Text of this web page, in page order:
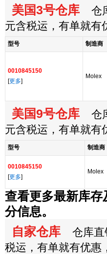
美国3号仓库 仓
元含税运，有单就有
型号 制造商
0010845150
[更多]
Molex
美国9号仓库 仓
元含税运，有单就有
型号 制造商
0010845150
[更多]
Molex
查看更多最新库存
分信息。
自家仓库 仓库直
税运，有单就有优惠